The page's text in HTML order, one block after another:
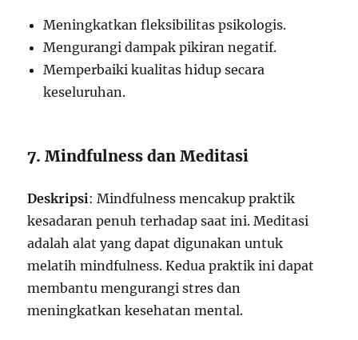
Meningkatkan fleksibilitas psikologis.
Mengurangi dampak pikiran negatif.
Memperbaiki kualitas hidup secara
keseluruhan.
7. Mindfulness dan Meditasi
Deskripsi: Mindfulness mencakup praktik
kesadaran penuh terhadap saat ini. Meditasi
adalah alat yang dapat digunakan untuk
melatih mindfulness. Kedua praktik ini dapat
membantu mengurangi stres dan
meningkatkan kesehatan mental.